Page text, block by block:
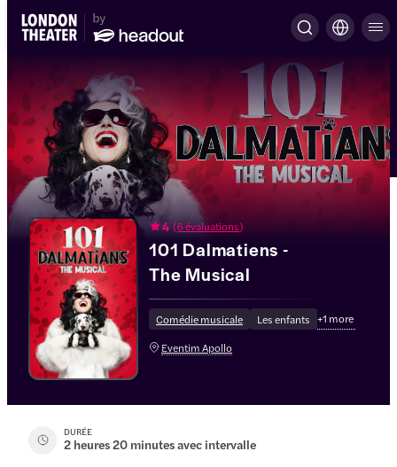
4 (6 évaluations)
101 Dalmatiens -
The Musical
Comédie musicale Les enfants +1 more
Eventim Apollo
DURÉE
2 heures 20 minutes avec intervalle